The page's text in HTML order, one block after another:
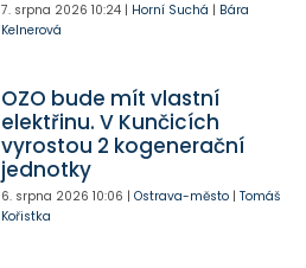
7. srpna 2026 10:24| Horní Suchá | Bára
Kelnerová
OZO bude mít vlastní
elektřinu. V Kunčicích
vyrostou 2 kogenerační
jednotky
6. srpna 2026 10:06 | Ostrava-město| Tomáš
Kořistka